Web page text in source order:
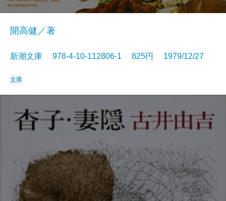
開高健／著
新潮文庫 978-4-10-112806-1 825円 1979/12/27
文庫